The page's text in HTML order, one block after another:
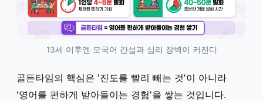
13세 이후엔 모국어 간섭과 심리 장벽이 커진다
골든타임의 핵심은 '진도를 빨리 빼는 것'이 아니라
'영어를 편하게 받아들이는 경험'을 쌓는 것입니다.